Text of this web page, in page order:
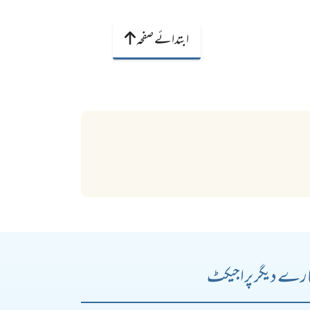
ابتدائے صفحہ
دیگر پراجیکٹ